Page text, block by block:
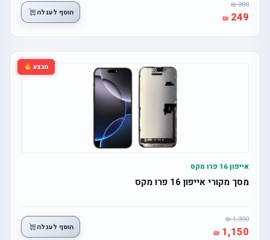
300
249 הוסף לעגלה
מבצע
אייפון 16 פרו מקס
מסך מקורי אייפון 16 פרו מקס
1,390
1,150 הוסף לעגלה